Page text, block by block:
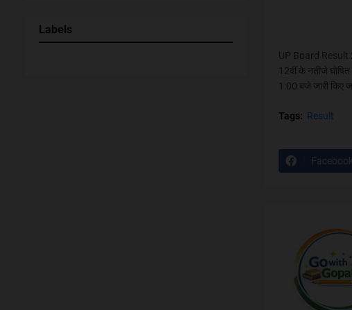
Labels
UP Board Result
12वीं के नतीजे
1:00 बजे जारी किए
Tags: Result
Facebook